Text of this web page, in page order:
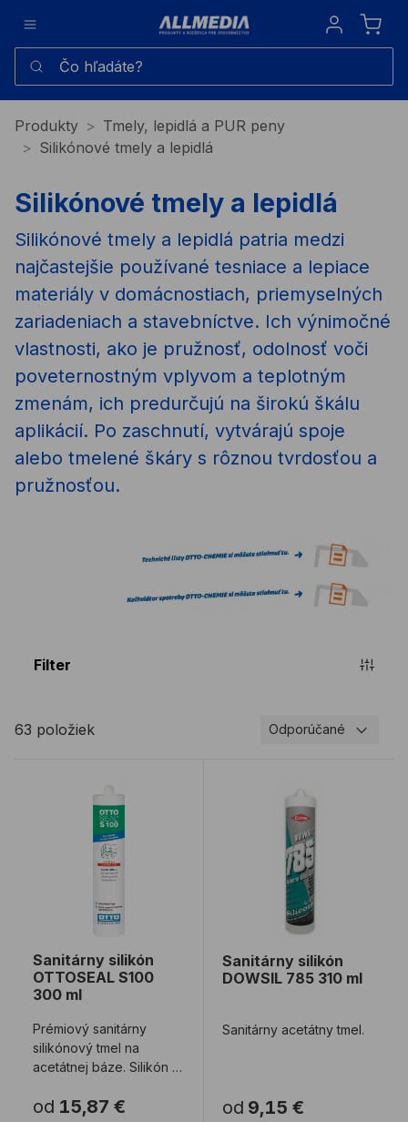
Sign in
Čo hľadáte?
Produkty
Tmely, lepidlá a PUR peny
Silikónové tmely a lepidlá
Silikónové tmely a lepidlá
Silikónové tmely a lepidlá patria medzi
najčastejšie používané tesniace a lepiace
materiály v domácnostiach, priemyselných
zariadeniach a stavebníctve. Ich výnimočné
vlastnosti, ako je pružnosť, odolnosť voči
poveternostným vplyvom a teplotným
zmenám, ich predurčujú na širokú škálu
aplikácií. Po zaschnutí, vytvárajú spoje
alebo tmelené škáry s rôznou tvrdosťou a
pružnosťou.
Filter
63 položiek Odporúčané
Sanitárny silikón OTTOSEAL S100 300 ml
Sanitárny silikón
OTTOSEAL S100
300 ml
Prémiový sanitárny
silikónový tmel na
acetátnej báze. Silikón je
bakteriostati ...
od 15,87 €
Sanitárny silikón
DOWSIL 785 310 ml
Sanitárny acetátny tmel.
od 9,15 €